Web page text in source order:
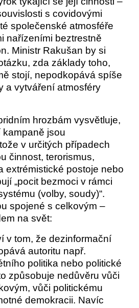
s covidovými
společenské atmosféře
nařízeními beztrestně
Ministr Rakušan by si
zda základy toho,
stojí, nepodkopává spíše
a vytváření atmosféry
hrozbám vysvětluje,
jsou
v určitých případech
činnost, terorismus,
extrémistické postoje nebo
„pocit bezmoci v rámci
(volby, soudy)“.
spojené s celkovým –
na svět:
v tom, že dezinformační
autoritu např.
politika nebo politické
způsobuje nedůvěru vůči
vůči politickému
demokracii. Navíc